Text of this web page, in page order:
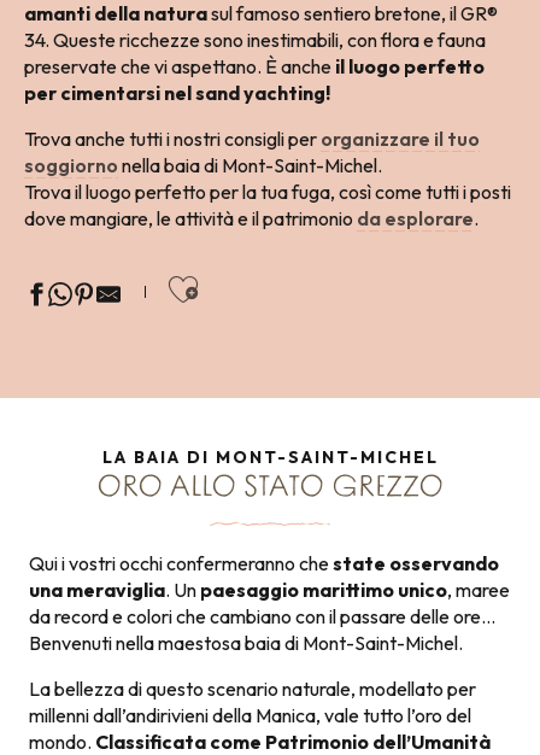
amanti della naturasul famoso sentiero bretone, il GR®
34. Queste ricchezze sono inestimabili, con flora e fauna
preservate che vi aspettano. È anche il luogo perfetto
per cimentarsi nel sand yachting!
Trova anche tutti i nostri consigli per organizzare il tuo
soggiorno nella baia di Mont-Saint-Michel.
Trova il luogo perfetto per la tua fuga, così come tutti i posti
dove mangiare, le attività e il patrimonio da esplorare.
Ajouter aux favoris
LA BAIA DI MONT-SAINT-MICHEL
ORO ALLO STATO GREZZO
Qui i vostri occhi confermeranno chestate osservando
una meraviglia. Un paesaggio marittimo unico, maree
da record e colori che cambiano con il passare delle ore…
Benvenuti nella maestosa baia di Mont-Saint-Michel.
La bellezza di questo scenario naturale, modellato per
millenni dall’andirivieni della Manica, vale tutto l’oro del
mondo. Classificata come Patrimonio dell’Umanità